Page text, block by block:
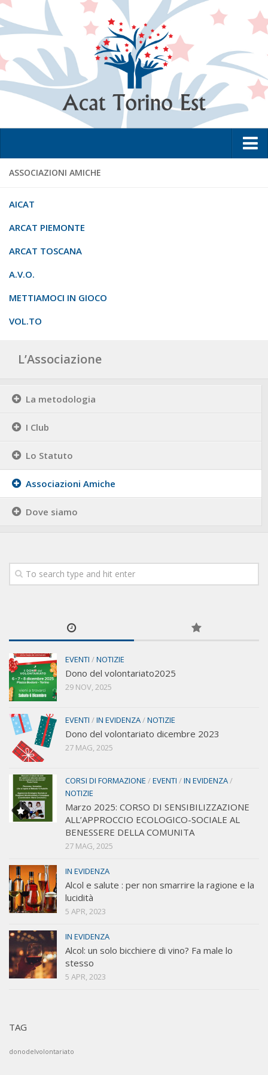
Home
I Club
Lo Statuto
Notizie
Eventi
Informazione all’accoglienza delle nuove famiglie
Serate di sensibilizzazione alla Comunità
Testimonianze
Documenti e pubblicazioni
Contatti
ASSOCIAZIONI AMICHE
AICAT
ARCAT PIEMONTE
ARCAT TOSCANA
A.V.O.
METTIAMOCI IN GIOCO
VOL.TO
L’Associazione
La metodologia
I Club
Lo Statuto
Associazioni Amiche
Dove siamo
EVENTI /NOTIZIE
Dono del volontariato2025
29 NOV, 2025
EVENTI /IN EVIDENZA/NOTIZIE
Dono del volontariato dicembre 2023
27 MAG, 2025
CORSI DI FORMAZIONE /EVENTI /IN EVIDENZA/
NOTIZIE
Marzo 2025: CORSO DI SENSIBILIZZAZIONE
ALL’APPROCCIO ECOLOGICO-SOCIALE AL
BENESSERE DELLA COMUNITA
27 MAG, 2025
IN EVIDENZA
Alcol e salute : per non smarrire la ragione e la
lucidità
5 APR, 2023
IN EVIDENZA
Alcol: un solo bicchiere di vino? Fa male lo
stesso
5 APR, 2023
TAG
donodelvolontariato